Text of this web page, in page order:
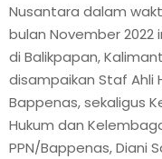
Nusantara dalam
bulan November 2022
di Balikpapan,
disampaikan Staf Ahli
Bappenas, sekaligus
Hukum dan
PPN/Bappenas, Diani